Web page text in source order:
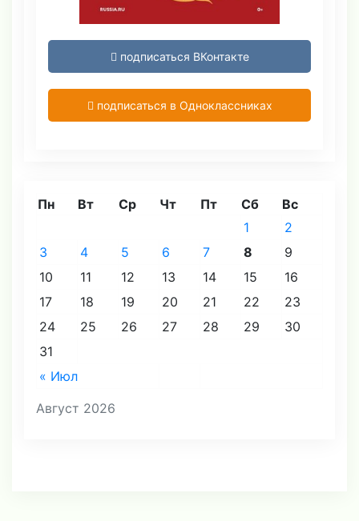
подписаться ВКонтакте
подписаться в Одноклассниках
Август 2026
Пн Вт Ср Чт Пт Сб Вс
« Июл
1
2
3
4 5 6 7 8
9
10
11 12 13 14 15
16
17
18 19 20 21 22
23
24
25 26 27 28 29
30
31